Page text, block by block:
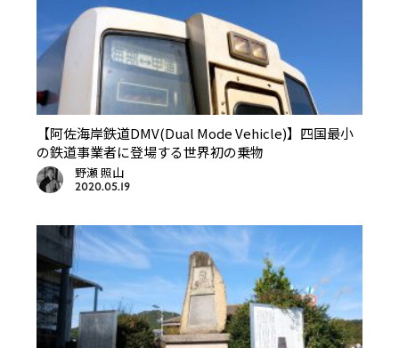
【阿佐海岸鉄道DMV(Dual Mode Vehicle)】四国最小
の鉄道事業者に登場する世界初の乗物
野瀬 照山
2020.05.19